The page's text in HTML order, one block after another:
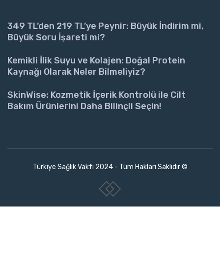
349 TL’den 219 TL’ye Peynir: Büyük İndirim mi,
Büyük Soru İşareti mi?
Kemikli İlik Suyu ve Kolajen: Doğal Protein
Kaynağı Olarak Neler Bilmeliyiz?
SkinWise: Kozmetik İçerik Kontrolü ile Cilt
Bakım Ürünlerini Daha Bilinçli Seçin!
Türkiye Sağlık Vakfı 2024 - Tüm Hakları Saklıdır ©
www.collectivepeople.com.tr